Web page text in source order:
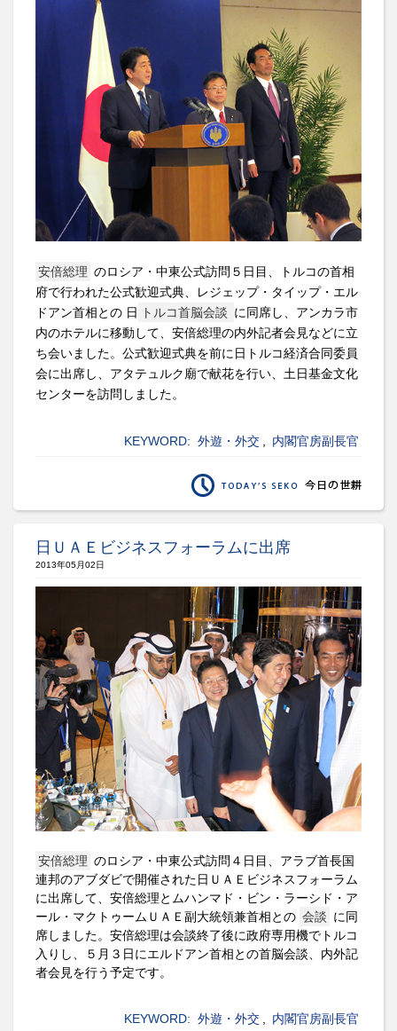
安倍総理 のロシア・中東公式訪問５日目、トルコの首相
府で行われた公式歓迎式典、レジェップ・タイップ・エル
ドアン首相との 日
トルコ首脳会談 に同席し、アンカラ市
内のホテルに移動して、安倍総理の内外記者会見などに立
ち会いました。公式歓迎式典を前に日トルコ経済合同委員
会に出席し、アタテュルク廟で献花を行い、土日基金文化
センターを訪問しました。
KEYWORD: 外遊・外交 内閣官房副長官
日ＵＡＥビジネスフォーラムに出席
2013年05月02日
安倍総理 のロシア・中東公式訪問４日目、アラブ首長国
連邦のアブダビで開催された日ＵＡＥビジネスフォーラム
に出席して、安倍総理とムハンマド・ビン・ラーシド・ア
ール・マクトゥームＵＡＥ副大統領兼首相との 会談 に同
席しました。安倍総理は会談終了後に政府専用機でトルコ
入りし、５月３日にエルドアン首相との首脳会談、内外記
者会見を行う予定です。
KEYWORD: 外遊・外交 内閣官房副長官